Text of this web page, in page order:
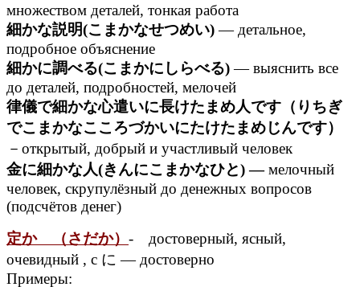
множеством деталей, тонкая работа
細かな説明(こまかなせつめい)— детальное,
подробное объяснение
細かに調べる(こまかにしらべる)— выяснить все
до деталей, подробностей, мелочей
律儀で細かな心遣いに長けたまめ人です（りちぎ
でこまかなこころづかいにたけたまめじんです）
－открытый, добрый и участливый человек
金に細かな人(きんにこまかなひと) —мелочный
человек, скрупулёзный до денежных вопросов
(подсчётов денег)
定か （さだか） - достоверный, ясный,
очевидный , с に — достоверно
Примеры: